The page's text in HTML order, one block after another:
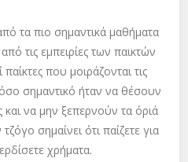
τα πιο σημαντικά μαθήματα
τις εμπειρίες των παικτών
που μοιράζονται τις
σημαντικό ήταν να θέσουν
και να μην ξεπερνούν τα όριά
σημαίνει ότι παίζετε για
χρήματα.